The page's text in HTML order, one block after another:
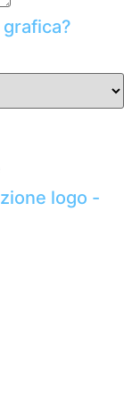
logo -